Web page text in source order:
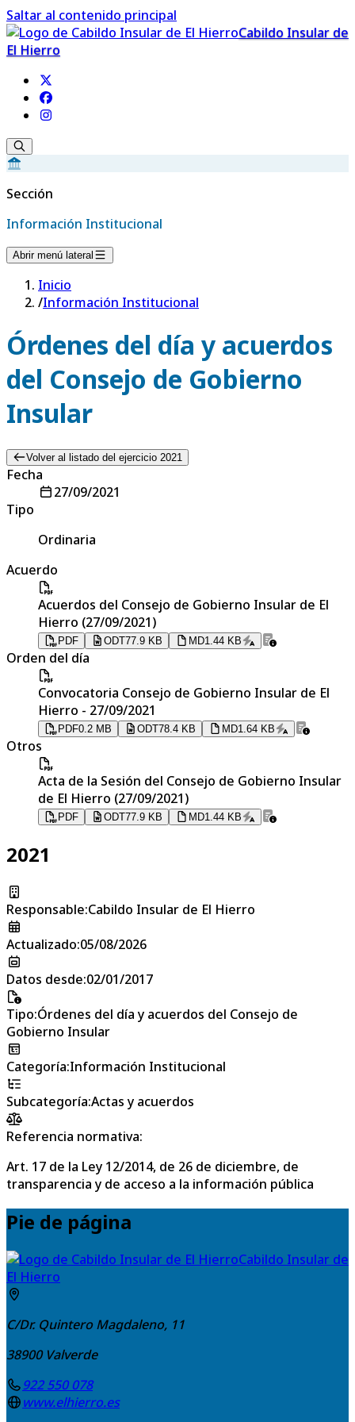
Saltar al contenido principal
Cabildo Insular de
El Hierro
Sección
Información Institucional
Abrir menú lateral
Inicio
/Información Institucional
Órdenes del día y acuerdos
del Consejo de Gobierno
Insular
Volver al listado del ejercicio 2021
Fecha
27/09/2021
Tipo
Ordinaria
Acuerdo
Acuerdos del Consejo de Gobierno Insular de El
Hierro (27/09/2021)
PDF ODT77.9 KB MD1.44 KB
Orden del día
Convocatoria Consejo de Gobierno Insular de El
Hierro - 27/09/2021
PDF0.2 MB ODT78.4 KB MD1.64 KB
Otros
Acta de la Sesión del Consejo de Gobierno Insular
de El Hierro (27/09/2021)
PDF ODT77.9 KB MD1.44 KB
2021
Responsable:Cabildo Insular de El Hierro
Actualizado:05/08/2026
Datos desde:02/01/2017
Tipo:Órdenes del día y acuerdos del Consejo de
Gobierno Insular
Categoría:Información Institucional
Subcategoría:Actas y acuerdos
Referencia normativa:
Art. 17 de la Ley 12/2014, de 26 de diciembre, de
transparencia y de acceso a la información pública
Pie de página
Cabildo Insular de
El Hierro
C/Dr. Quintero Magdaleno, 11
38900 Valverde
922 550 078
www.elhierro.es